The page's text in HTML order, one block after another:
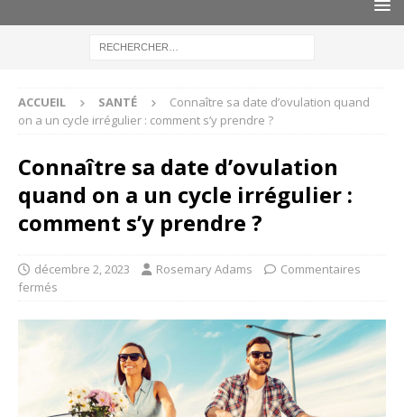
ACCUEIL SANTÉ
Connaître sa date d’ovulation quand
on a un cycle irrégulier : comment s’y prendre ?
Connaître sa date d’ovulation
quand on a un cycle irrégulier :
comment s’y prendre ?
décembre 2, 2023 Rosemary Adams
Commentaires
fermés